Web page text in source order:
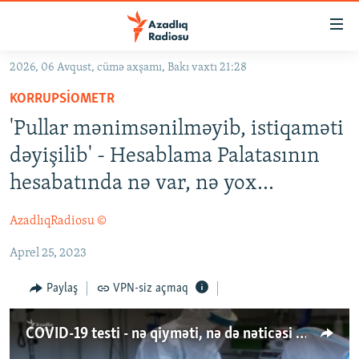
Əsas
qayıt
Əsas
naviqasiyaya
qayıt
Axtarışa
GÜNDƏM
#İZAHLA
KORRUPSIOMETR
#ƏSLINDƏ
QANUNI DOĞRU
ARAŞDIRMA
MULTIMEDIA
VIDEO
FOTOQALEREYA
RADIO ARXIV
OXU ZALI
HAQQIMIZDA
2026, 06 Avqust, cümə axşamı, Bakı vaxtı 21:28
KORRUPSIOMETR
'Pullar mənimsənilməyib, istiqaməti
dəyişilib' - Hesablama Palatasının
hesabatında nə var, nə yox…
AzadlıqRadiosu ©
Aprel 25, 2023
Paylaş VPN-siz açmaq
COVID-19 testi - nə qiyməti, nə də nəticəsi vətəndaşı razı salır....